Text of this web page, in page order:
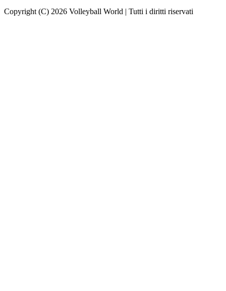
Copyright (C) 2026 Volleyball World | Tutti i diritti riservati